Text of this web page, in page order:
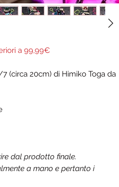
a 99,99€
(circa 20cm) di Himiko Toga da
dal prodotto finale.
a mano e pertanto i